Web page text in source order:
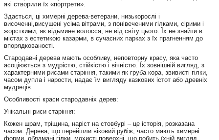
які створили їх «портрети».
Здається, ці химерні дерева-ветерани, низькорослі і
височенні,висушені усіма вітрами, з понівеченими гілками, сірими і
жорсткими, як відьмине волосся, не від світу цього. Їх не знайти в
містах з естетикою казарми, в сучасних парках з їх прагненням до
впорядкованості.
Стародавні дерева мають особливу, неповторну красу, яка часто
асоціюється з мудрістю, стійкістю і вічністю. Їх зовнішній вигляд, з
характерними рисами старіння, такими як груба кора, звивисті гілки,
часом дупла і нарости, надає їм вигляду казкових істот або древніх
мудреців.
Особливості краси стародавніх дерев:
Унікальні риси старіння:
Кожен шрам, тріщина, наріст на стовбурі – це історія, розказана
часом. Дерева, що перейшли віковий рубіж, часто мають химерні
форми, обламані гілки, мохисті поверхні, що робить їхній вигляд